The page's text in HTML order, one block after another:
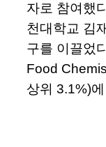
자로 참여했
천대학교 김
구를 이끌었
Food
상위 3.1%)